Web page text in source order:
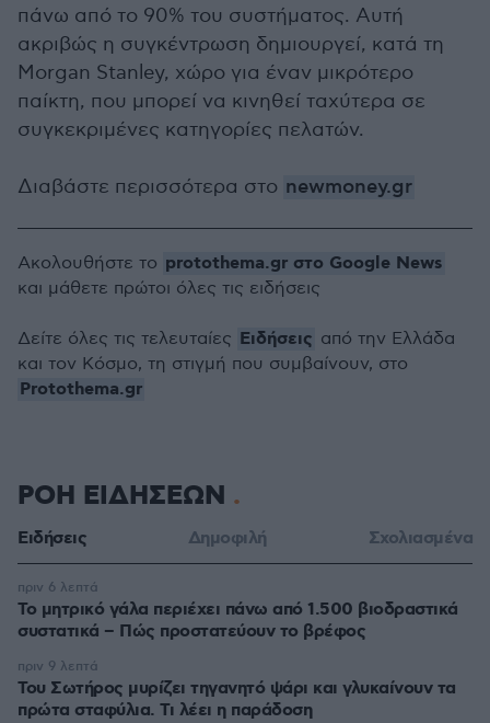
πάνω από το 90% του συστήματος. Αυτή
ακριβώς η συγκέντρωση δημιουργεί, κατά τη
Morgan Stanley, χώρο για έναν μικρότερο
παίκτη, που μπορεί να κινηθεί ταχύτερα σε
συγκεκριμένες κατηγορίες πελατών.
Διαβάστε περισσότερα στο newmoney.gr
Ακολουθήστε το protothema.gr στο Google News
και μάθετε πρώτοι όλες τις ειδήσεις
Δείτε όλες τις τελευταίες Ειδήσεις από την Ελλάδα
και τον Κόσμο, τη στιγμή που συμβαίνουν, στο
Protothema.gr
ΡΟΗ ΕΙΔΗΣΕΩΝ
Ειδήσεις Δημοφιλή Σχολιασμένα
Το μητρικό γάλα περιέχει πάνω από 1.500 βιοδραστικά
συστατικά – Πώς προστατεύουν το βρέφος
πριν 6 λεπτά
Του Σωτήρος μυρίζει τηγανητό ψάρι και γλυκαίνουν τα
πρώτα σταφύλια. Τι λέει η παράδοση
πριν 9 λεπτά